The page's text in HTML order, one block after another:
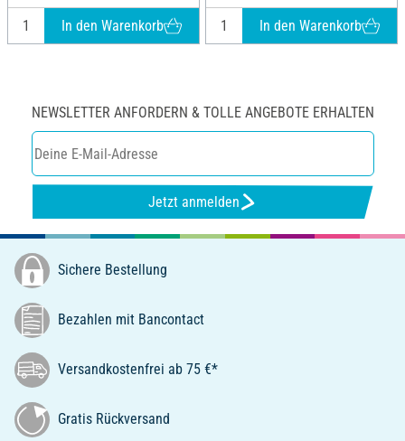
In den Warenkorb In den Warenkorb
NEWSLETTER ANFORDERN & TOLLE ANGEBOTE ERHALTEN
Jetzt anmelden
Sichere Bestellung
Bezahlen mit Bancontact
Versandkostenfrei ab 75 €*
Gratis Rückversand